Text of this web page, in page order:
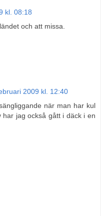
kl. 08:18
och att missa.
2009 kl. 12:40
när man har kul
jag också gått i däck i en